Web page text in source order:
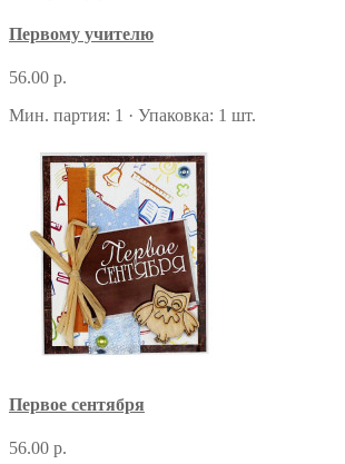
Первому учителю
56.00 р.
Мин. партия: 1 · Упаковка: 1 шт.
Первое сентября
56.00 р.